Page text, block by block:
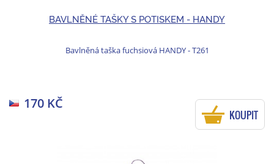
BAVLNĚNÉ TAŠKY S POTISKEM - HANDY
Bavlněná taška fuchsiová HANDY - T261
170 KČ
KOUPIT